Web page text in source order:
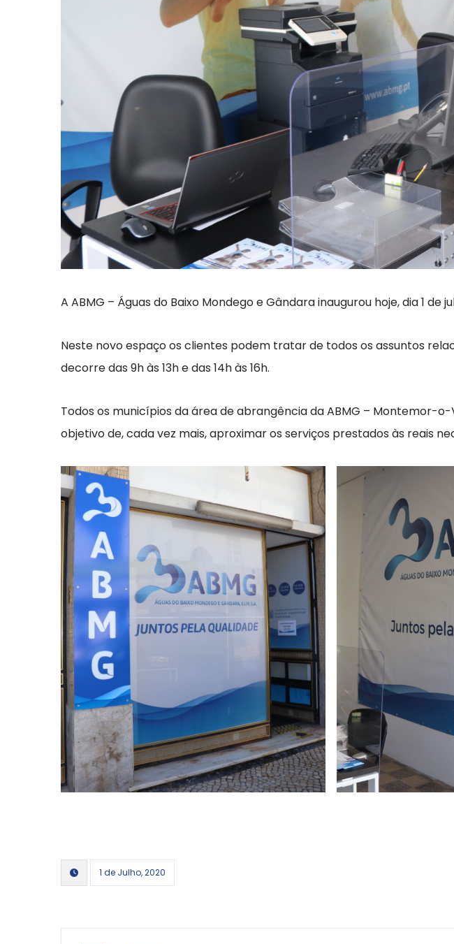
A ABMG – Águas do Baixo Mondego e Gândara inaugurou hoje, dia 1
Neste novo espaço os clientes podem tratar de todos os assuntos
decorre das 9h às 13h e das 14h às 16h.
Todos os municípios da área de abrangência da ABMG – Montemor-
objetivo de, cada vez mais, aproximar os serviços prestados às reais
1 de Julho, 2020